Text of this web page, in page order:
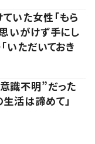
いた女性「もら
いがけず手にし
いただいておき
識不明”だった
活は諦めて」